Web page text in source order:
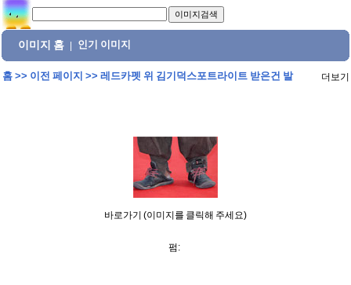
이미지 홈 인기 이미지
홈>> 이전 페이지 >> 레드카펫 위 김기덕스포트라이트 받은건 발 더보기
바로가기 (이미지를 클릭해 주세요)
펌: